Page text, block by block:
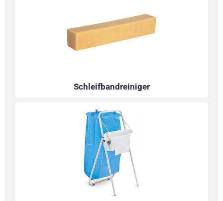
Schleifbandreiniger